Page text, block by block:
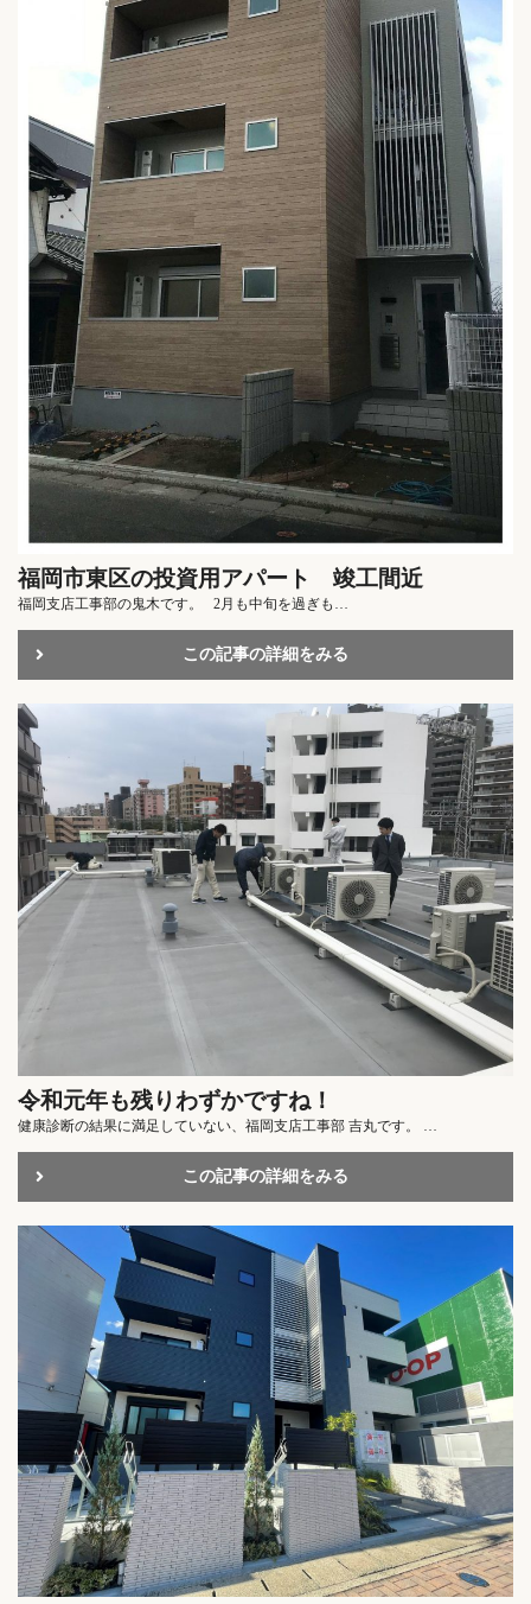
福岡市東区の投資用アパート 竣工間近
福岡支店工事部の鬼木です。 2月も中旬を過ぎも…
この記事の詳細をみる
令和元年も残りわずかですね！
健康診断の結果に満足していない、福岡支店工事部 吉丸です。 …
この記事の詳細をみる